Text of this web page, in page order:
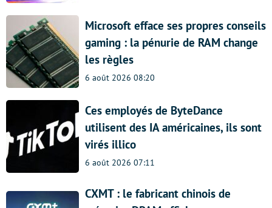
Microsoft efface ses propres conseils
gaming : la pénurie de RAM change
les règles
6 août 2026 08:20
Ces employés de ByteDance
utilisent des IA américaines, ils sont
virés illico
6 août 2026 07:11
CXMT : le fabricant chinois de